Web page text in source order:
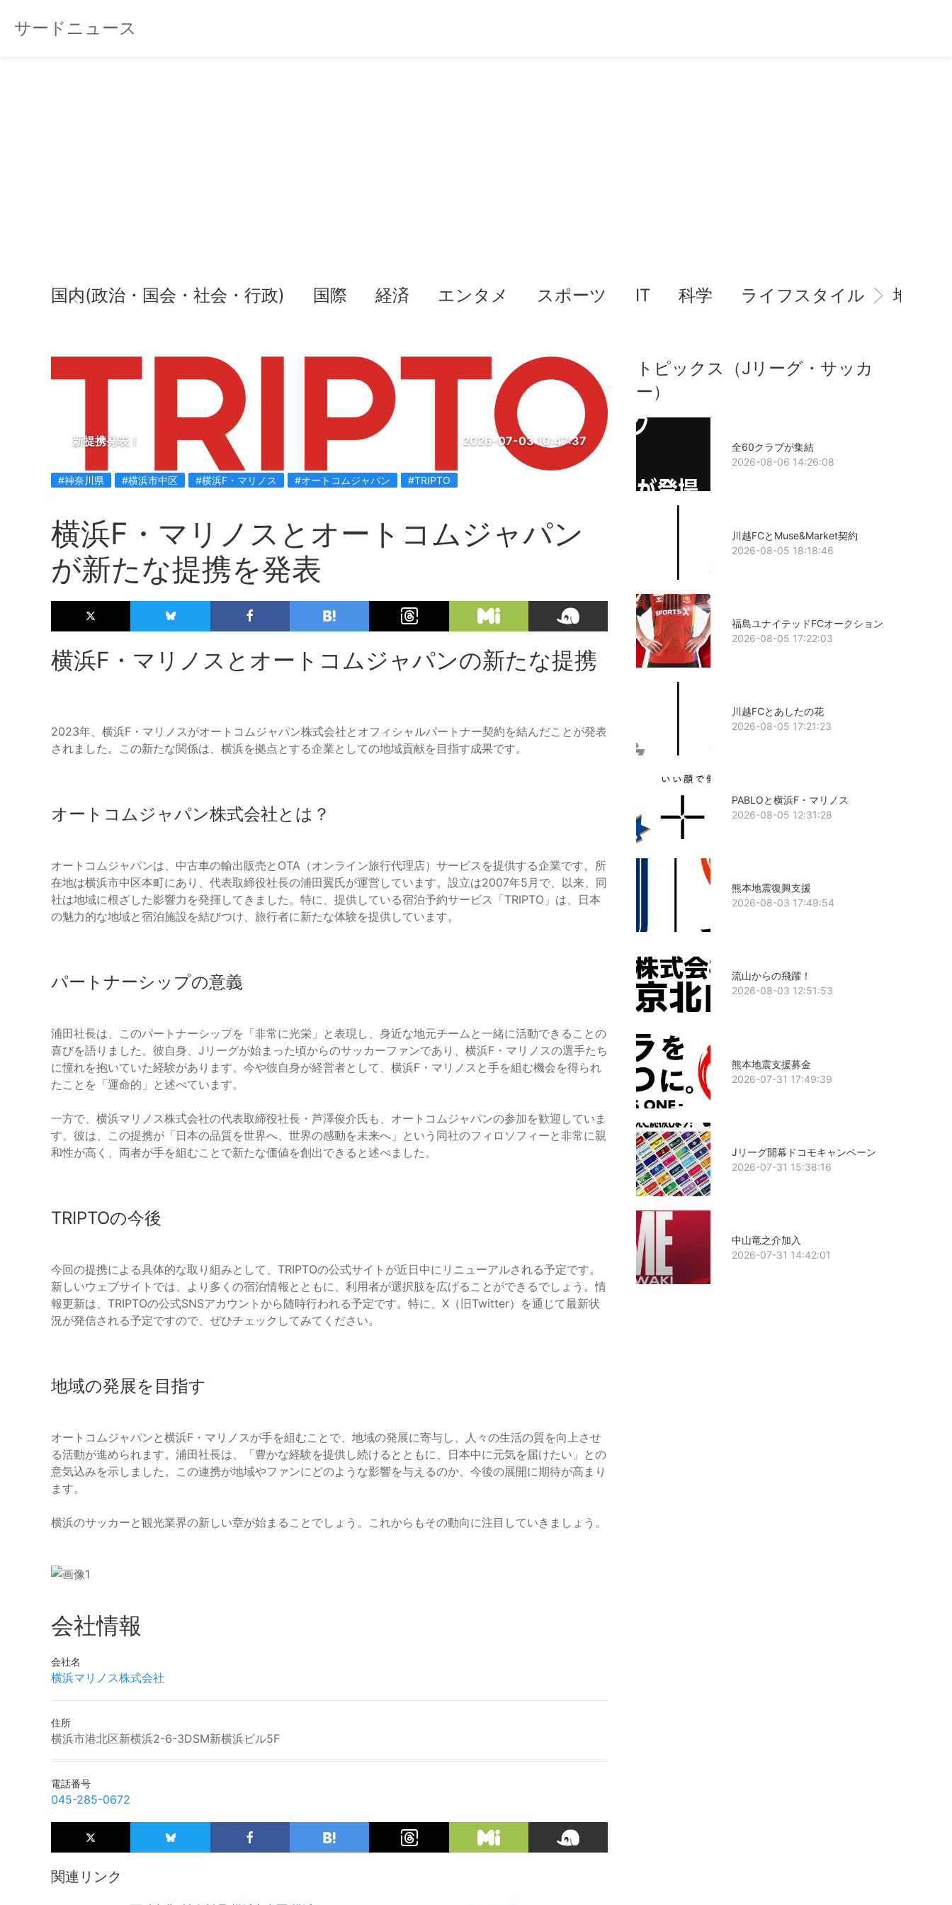
サードニュース
国内(政治・国会・社会・行政) 国際 経済 エンタメ スポーツ IT 科学 ライフスタイル 地域情
新提携発表！ 2026-07-03 10:47:37
#神奈川県 #横浜市中区 #横浜F・マリノス #オートコムジャパン #TRIPTO
横浜F・マリノスとオートコムジャパン
が新たな提携を発表
横浜F・マリノスとオートコムジャパンの新たな提携
2023年、横浜F・マリノスがオートコムジャパン株式会社とオフィシャルパートナー契約を結んだことが発表
されました。この新たな関係は、横浜を拠点とする企業としての地域貢献を目指す成果です。
オートコムジャパン株式会社とは？
オートコムジャパンは、中古車の輸出販売とOTA（オンライン旅行代理店）サービスを提供する企業です。所
在地は横浜市中区本町にあり、代表取締役社長の浦田翼氏が運営しています。設立は2007年5月で、以来、同
社は地域に根ざした影響力を発揮してきました。特に、提供している宿泊予約サービス「TRIPTO」は、日本
の魅力的な地域と宿泊施設を結びつけ、旅行者に新たな体験を提供しています。
パートナーシップの意義
浦田社長は、このパートナーシップを「非常に光栄」と表現し、身近な地元チームと一緒に活動できることの
喜びを語りました。彼自身、Jリーグが始まった頃からのサッカーファンであり、横浜F・マリノスの選手たち
に憧れを抱いていた経験があります。今や彼自身が経営者として、横浜F・マリノスと手を組む機会を得られ
たことを「運命的」と述べています。
一方で、横浜マリノス株式会社の代表取締役社長・芦澤俊介氏も、オートコムジャパンの参加を歓迎していま
す。彼は、この提携が「日本の品質を世界へ、世界の感動を未来へ」という同社のフィロソフィーと非常に親
和性が高く、両者が手を組むことで新たな価値を創出できると述べました。
TRIPTOの今後
今回の提携による具体的な取り組みとして、TRIPTOの公式サイトが近日中にリニューアルされる予定です。
新しいウェブサイトでは、より多くの宿泊情報とともに、利用者が選択肢を広げることができるでしょう。情
報更新は、TRIPTOの公式SNSアカウントから随時行われる予定です。特に、X（旧Twitter）を通じて最新状
況が発信される予定ですので、ぜひチェックしてみてください。
地域の発展を目指す
オートコムジャパンと横浜F・マリノスが手を組むことで、地域の発展に寄与し、人々の生活の質を向上させ
る活動が進められます。浦田社長は、「豊かな経験を提供し続けるとともに、日本中に元気を届けたい」との
意気込みを示しました。この連携が地域やファンにどのような影響を与えるのか、今後の展開に期待が高まり
ます。
横浜のサッカーと観光業界の新しい章が始まることでしょう。これからもその動向に注目していきましょう。
会社情報
会社名
横浜マリノス株式会社
住所
横浜市港北区新横浜2-6-3DSM新横浜ビル5F
電話番号
045-285-0672
関連リンク
トピックス（Jリーグ・サッカ
ー）
全60クラブが集結
2026-08-06 14:26:08
川越FCとMuse&Market契約
2026-08-05 18:18:46
福島ユナイテッドFCオークション
2026-08-05 17:22:03
川越FCとあしたの花
2026-08-05 17:21:23
PABLOと横浜F・マリノス
2026-08-05 12:31:28
熊本地震復興支援
2026-08-03 17:49:54
流山からの飛躍！
2026-08-03 12:51:53
熊本地震支援募金
2026-07-31 17:49:39
Jリーグ開幕ドコモキャンペーン
2026-07-31 15:38:16
中山竜之介加入
2026-07-31 14:42:01